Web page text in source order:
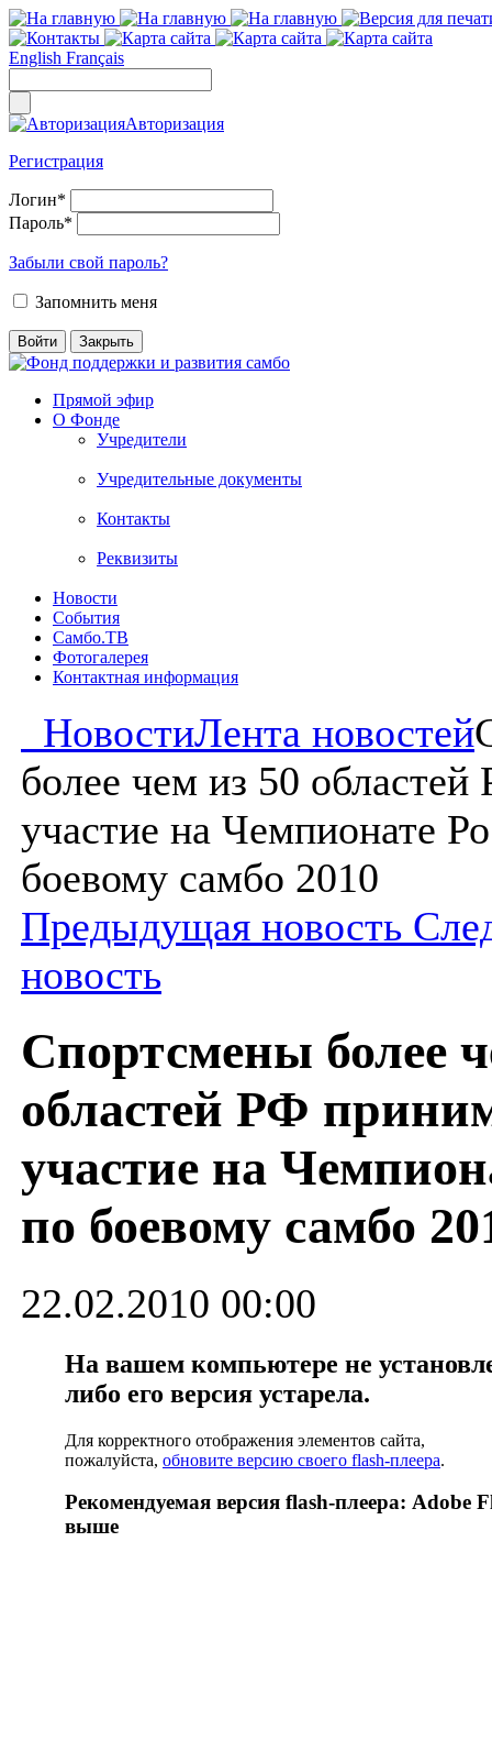
English Français
Авторизация
Регистрация
Логин*
Пароль*
Забыли свой пароль?
Запомнить меня
Прямой эфир
О Фонде
Учредители
Учредительные документы
Контакты
Реквизиты
Новости
События
Самбо.ТВ
Фотогалерея
Контактная информация
НовостиЛента новостей
более чем из 50
участие на Чемпионате
боевому самбо 2010
Предыдущая новость
новость
Спортсмены более
областей РФ
участие на
по боевому самбо
22.02.2010 00:00
На вашем компьютере не
либо его версия устарела.
Для корректного отображения элементов сайта,
пожалуйста, обновите версию своего flash-плеера.
Рекомендуемая версия flash-плеера: Adobe
выше